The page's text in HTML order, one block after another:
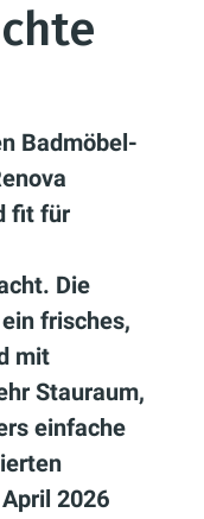
Badmöbel-
fit für
Die
frisches,
mit
Stauraum,
einfache
2026